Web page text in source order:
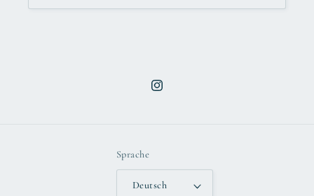
Instagram
Sprache
Deutsch